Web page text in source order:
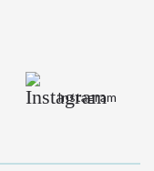
Instagram